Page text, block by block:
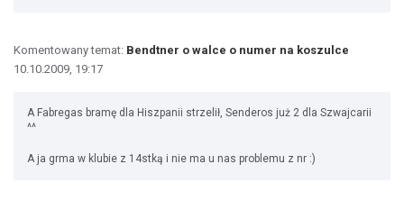
Komentowany temat: Bendtner o walce o numer na koszulce
10.10.2009, 19:17
A Fabregas bramę dla Hiszpanii strzelił, Senderos już 2 dla Szwajcarii
^^
A ja grma w klubie z 14stką i nie ma u nas problemu z nr :)